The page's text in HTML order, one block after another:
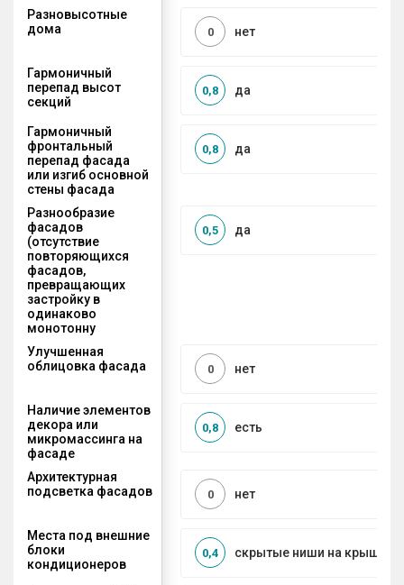
Разновысотные
дома
нет
0
Гармоничный
перепад высот
секций
да
0,8
Гармоничный
фронтальный
перепад фасада
или изгиб основной
стены фасада
да
0,8
Разнообразие
фасадов
(отсутствие
повторяющихся
фасадов,
превращающих
застройку в
одинаково
монотонну
да
0,5
Улучшенная
облицовка фасада
нет
0
Наличие элементов
декора или
микромассинга на
фасаде
есть
0,8
Архитектурная
подсветка фасадов
нет
0
Места под внешние
блоки
кондиционеров
скрытые ниши на крыше,
0,4